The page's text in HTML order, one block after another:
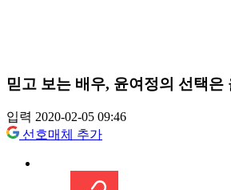
믿고 보는 배우, 윤여정의 선택은
입력 2020-02-05 09:46
선호매체 추가